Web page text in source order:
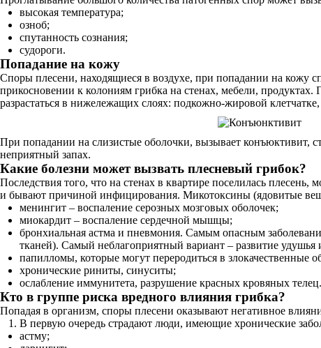
высокая температура;
озноб;
спутанность сознания;
судороги.
Попадание на кожу
Споры плесени, находящиеся в воздухе, при попадании на кожу
прикосновении к колониям грибка на стенах, мебели,
разрастаться в нижележащих слоях: подкожно-жировой
При попадании на слизистые оболочки, вызывает конъюктивит,
неприятный запах.
Какие болезни может вызвать плесневый грибок?
Последствия того, что на стенах в квартире поселилась
и бывают причиной инфицирования. Микотоксины (ядовитые
менингит – воспаление серозных мозговых оболочек;
миокардит – воспаление сердечной мышцы;
бронхиальная астма и пневмония. Самым опасным
тканей). Самый неблагоприятный вариант – развитие удушья
папилломы, которые могут переродиться в злокачественные
хронические риниты, синуситы;
ослабление иммунитета, разрушение красных кровяных телец.
Кто в группе риска вредного влияния грибка?
Попадая в организм, споры плесени оказывают негативное
В первую очередь страдают люди, имеющие хронические
астму;